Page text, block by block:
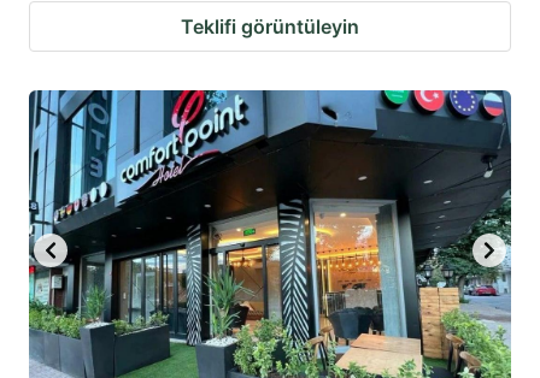
Teklifi görüntüleyin